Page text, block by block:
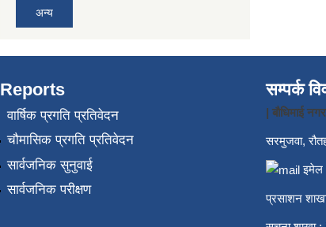
अन्य
Reports
वार्षिक प्रगति प्रतिवेदन
चौमासिक प्रगति प्रतिवेदन
सार्वजनिक सुनुवाई
सार्वजनिक परीक्षण
सम्पर्क
| बौधिमाई
सरमुजवा,
इमेल
प्रसाशन